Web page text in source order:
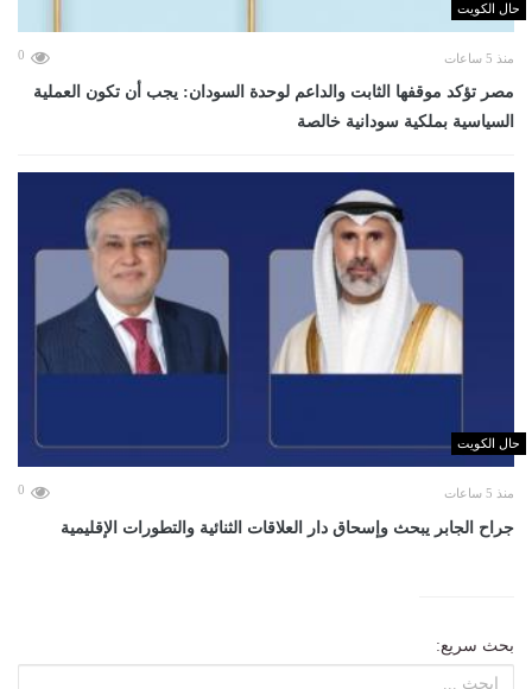
حال الكويت
منذ 5 ساعات 0
مصر تؤكد موقفها الثابت والداعم لوحدة السودان: يجب أن تكون العملية
السياسية بملكية سودانية خالصة
حال الكويت
منذ 5 ساعات 0
جراح الجابر يبحث وإسحاق دار العلاقات الثنائية والتطورات الإقليمية
بحث سريع: